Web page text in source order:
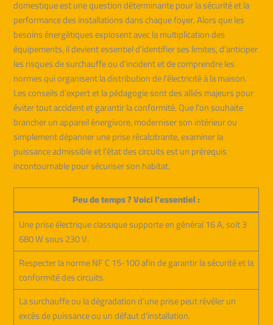
domestique est une question déterminante pour la sécurité et la
performance des installations dans chaque foyer. Alors que les
besoins énergétiques explosent avec la multiplication des
équipements, il devient essentiel d’identifier ses limites, d’anticiper
les risques de surchauffe ou d’incident et de comprendre les
normes qui organisent la distribution de l’électricité à la maison.
Les conseils d’expert et la pédagogie sont des alliés majeurs pour
éviter tout accident et garantir la conformité. Que l’on souhaite
brancher un appareil énergivore, moderniser son intérieur ou
simplement dépanner une prise récalcitrante, examiner la
puissance admissible et l’état des circuits est un prérequis
incontournable pour sécuriser son habitat.
Peu de temps ? Voici l’essentiel :
Une prise électrique classique supporte en général 16 A, soit 3
680 W sous 230 V.
Respecter la norme NF C 15-100 afin de garantir la sécurité et la
conformité des circuits.
La surchauffe ou la dégradation d’une prise peut révéler un
excès de puissance ou un défaut d’installation.